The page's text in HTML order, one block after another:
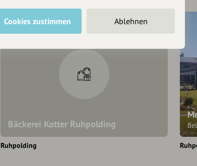
Bäckerei Kotter Ruhpolding
Ruhpolding
Cookies zustimmen Ablehnen